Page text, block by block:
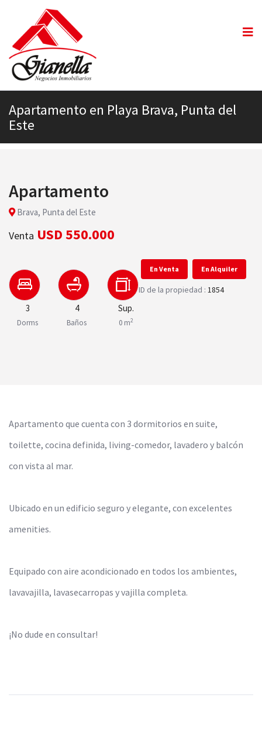
Apartamento en Playa Brava, Punta del
Este
Apartamento
Brava, Punta del Este
Venta USD 550.000
3
Dorms
4
Baños
Sup.
0 m2
En Venta En Alquiler
ID de la propiedad : 1854
Apartamento que cuenta con 3 dormitorios en suite,
toilette, cocina definida, living-comedor, lavadero y balcón
con vista al mar.
Ubicado en un edificio seguro y elegante, con excelentes
amenities.
Equipado con aire acondicionado en todos los ambientes,
lavavajilla, lavasecarropas y vajilla completa.
¡No dude en consultar!